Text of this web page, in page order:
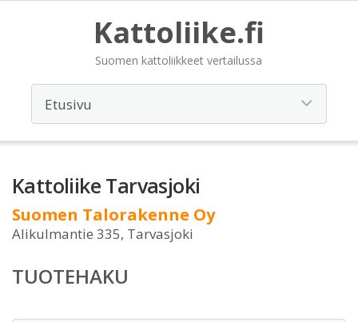
Kattoliike.fi
Suomen kattoliikkeet vertailussa
Kattoliike Tarvasjoki
Suomen Talorakenne Oy
Alikulmantie 335, Tarvasjoki
TUOTEHAKU